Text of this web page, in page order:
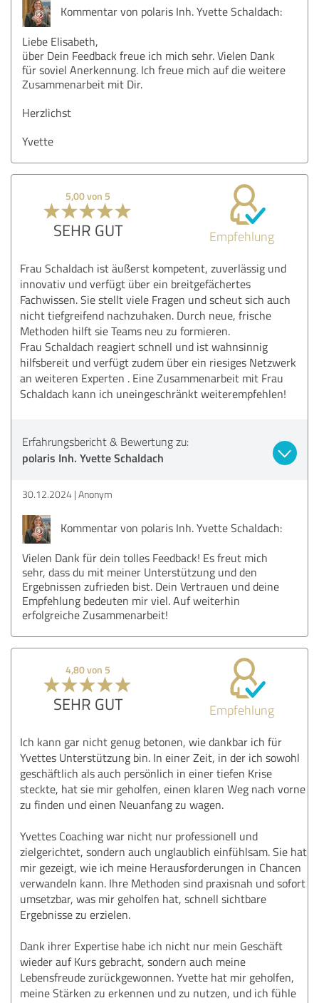
Kommentar von polaris Inh. Yvette Schaldach:
Liebe Elisabeth,
über Dein Feedback freue ich mich sehr. Vielen Dank
für soviel Anerkennung. Ich freue mich auf die weitere
Zusammenarbeit mit Dir.
Herzlichst
Yvette
5,00 von 5
SEHR GUT Empfehlung
Frau Schaldach ist äußerst kompetent, zuverlässig und
innovativ und verfügt über ein breitgefächertes
Fachwissen. Sie stellt viele Fragen und scheut sich auch
nicht tiefgreifend nachzuhaken. Durch neue, frische
Methoden hilft sie Teams neu zu formieren.
Frau Schaldach reagiert schnell und ist wahnsinnig
hilfsbereit und verfügt zudem über ein riesiges Netzwerk
an weiteren Experten . Eine Zusammenarbeit mit Frau
Schaldach kann ich uneingeschränkt weiterempfehlen!
Erfahrungsbericht & Bewertung zu:
polaris Inh. Yvette Schaldach
30.12.2024 Anonym
Kommentar von polaris Inh. Yvette Schaldach:
Vielen Dank für dein tolles Feedback! Es freut mich
sehr, dass du mit meiner Unterstützung und den
Ergebnissen zufrieden bist. Dein Vertrauen und deine
Empfehlung bedeuten mir viel. Auf weiterhin
erfolgreiche Zusammenarbeit!
4,80 von 5
SEHR GUT Empfehlung
Ich kann gar nicht genug betonen, wie dankbar ich für
Yvettes Unterstützung bin. In einer Zeit, in der ich sowohl
geschäftlich als auch persönlich in einer tiefen Krise
steckte, hat sie mir geholfen, einen klaren Weg nach vorne
zu finden und einen Neuanfang zu wagen.
Yvettes Coaching war nicht nur professionell und
zielgerichtet, sondern auch unglaublich einfühlsam. Sie hat
mir gezeigt, wie ich meine Herausforderungen in Chancen
verwandeln kann. Ihre Methoden sind praxisnah und sofort
umsetzbar, was mir geholfen hat, schnell sichtbare
Ergebnisse zu erzielen.
Dank ihrer Expertise habe ich nicht nur mein Geschäft
wieder auf Kurs gebracht, sondern auch meine
Lebensfreude zurückgewonnen. Yvette hat mir geholfen,
meine Stärken zu erkennen und zu nutzen, und ich fühle